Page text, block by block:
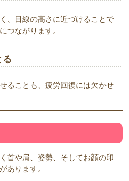
、目線の高さに近づけることで
つながります。
ることも、疲労回復には欠かせ
首や肩、姿勢、そしてお顔の印
あります。